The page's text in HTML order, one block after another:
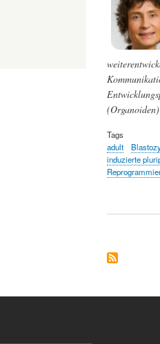
Tags
adult
induzierte